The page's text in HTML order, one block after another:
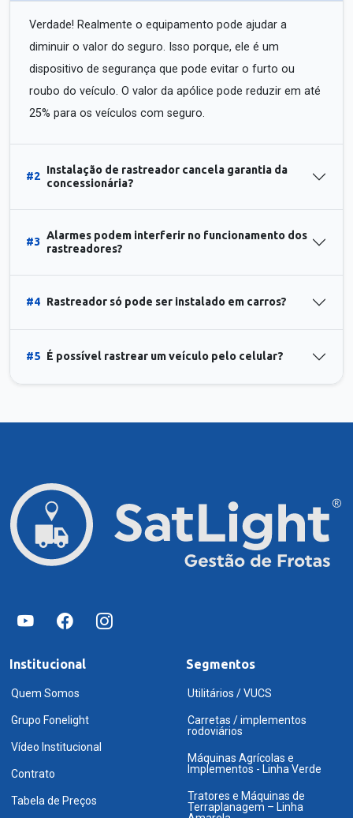
Verdade! Realmente o equipamento pode ajudar a
diminuir o valor do seguro. Isso porque, ele é um
dispositivo de segurança que pode evitar o furto ou
roubo do veículo. O valor da apólice pode reduzir em até
25% para os veículos com seguro.
#2
Instalação de rastreador cancela garantia da
concessionária?
#3
Alarmes podem interferir no funcionamento dos
rastreadores?
#4 Rastreador só pode ser instalado em carros?
#5 É possível rastrear um veículo pelo celular?
Institucional
Quem Somos
Grupo Fonelight
Vídeo Institucional
Contrato
Tabela de Preços
Segmentos
Utilitários / VUCS
Carretas / implementos
rodoviários
Máquinas Agrícolas e
Implementos - Linha Verde
Tratores e Máquinas de
Terraplanagem – Linha